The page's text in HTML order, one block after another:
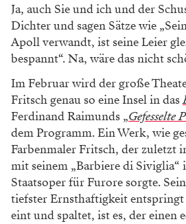
Ja, auch Sie und ich und der
Dichter und sagen Sätze wie
Apoll verwandt, ist seine Leier
bespannt“. Na, wäre das nicht
Im Februar wird der große
Fritsch genau so eine Insel in das
Ferdinand Raimunds „Gefesselte
dem Programm. Ein Werk, wie
Farbenmaler Fritsch, der zuletzt
mit seinem „Barbiere di Siviglia“
Staatsoper für Furore sorgte.
tiefster Ernsthaftigkeit
eint und spaltet, ist es, der einen